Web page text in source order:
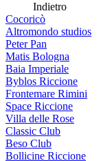
Indietro
Cocoricò
Altromondo studios
Peter Pan
Matis Bologna
Baia Imperiale
Byblos Riccione
Frontemare Rimini
Space Riccione
Villa delle Rose
Classic Club
Beso Club
Bollicine Riccione